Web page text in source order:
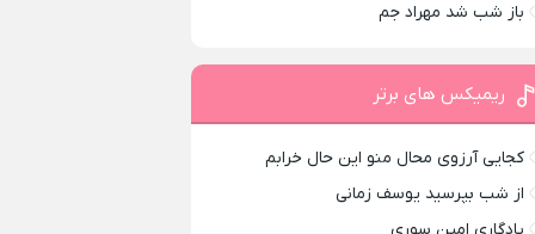
باز شب شد مهراد جم
ریمیکس های برتر
کجایی آرزوی محال منو این حال خرابم
از شب بپرسید یوسف زمانی